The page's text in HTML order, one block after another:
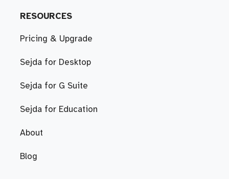
RESOURCES
Pricing & Upgrade
Sejda for Desktop
Sejda for G Suite
Sejda for Education
About
Blog